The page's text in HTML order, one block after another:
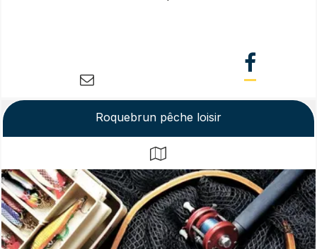
Roquebrun pêche loisir